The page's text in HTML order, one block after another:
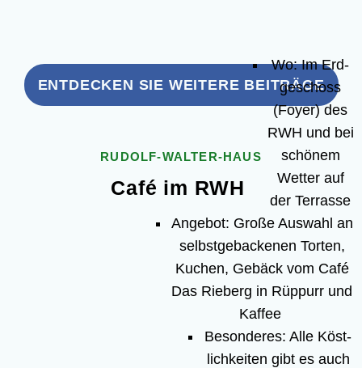
ENT­DE­CKEN SIE WEI­TE­RE BEITRÄGE
RUDOLF-WAL­TER-HAUS
Café im RWH
Wo: Im Erd­
ge­schoss
(Foy­er) des
RWH und bei
schö­nem
Wet­ter auf
der Terrasse
Ange­bot: Gro­ße Aus­wahl an
selbst­ge­ba­cke­nen Tor­ten,
Kuchen, Gebäck vom Café
Das Rie­berg in Rüp­purr und
Kaffee
Beson­de­res: Alle Köst­
lich­kei­ten gibt es auch